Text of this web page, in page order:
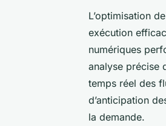
L’optimisation
exécution
numériques
analyse précise
temps réel des
d’anticipation
la demande.